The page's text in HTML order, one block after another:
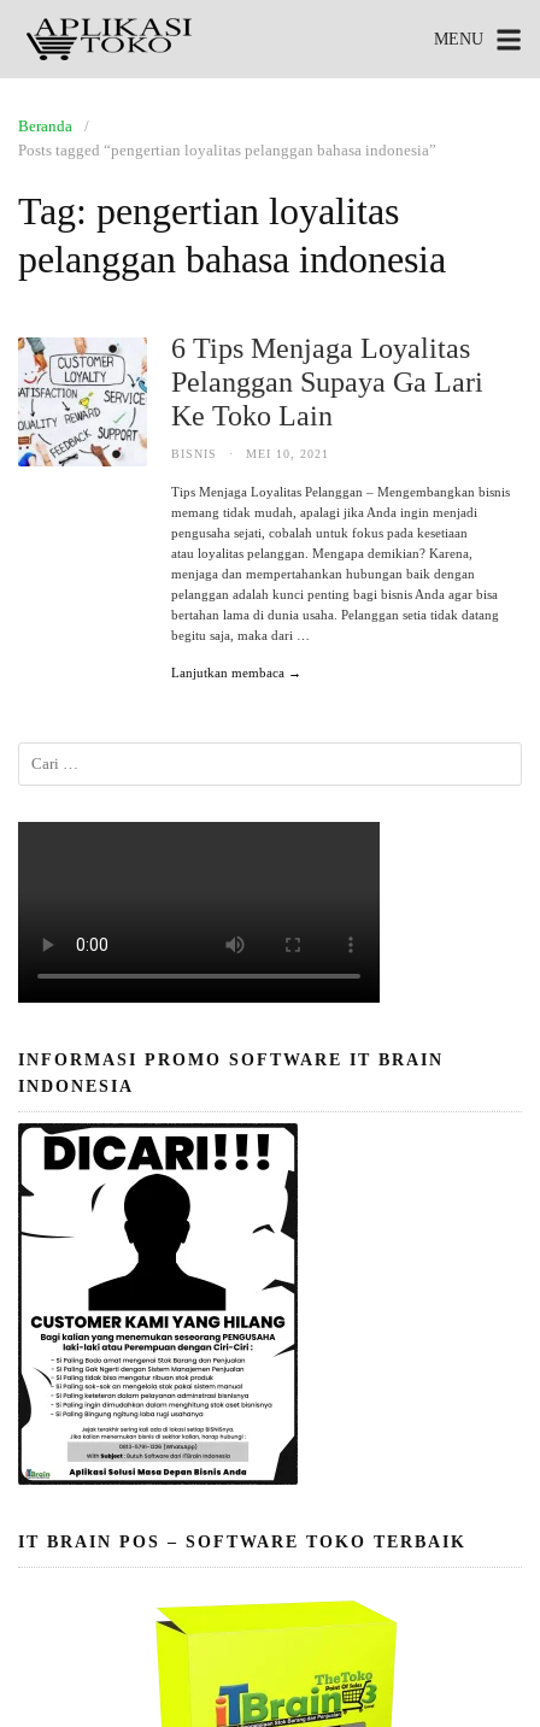
MENU
Beranda
Posts tagged “pengertian loyalitas pelanggan bahasa indonesia”
Tag: pengertian loyalitas
pelanggan bahasa indonesia
6 Tips Menjaga Loyalitas
Pelanggan Supaya Ga Lari
Ke Toko Lain
BISNIS · MEI 10, 2021
Tips Menjaga Loyalitas Pelanggan – Mengembangkan bisnis
memang tidak mudah, apalagi jika Anda ingin menjadi
pengusaha sejati, cobalah untuk fokus pada kesetiaan
atau loyalitas pelanggan. Mengapa demikian? Karena,
menjaga dan mempertahankan hubungan baik dengan
pelanggan adalah kunci penting bagi bisnis Anda agar bisa
bertahan lama di dunia usaha. Pelanggan setia tidak datang
begitu saja, maka dari …
Lanjutkan membaca →
INFORMASI PROMO SOFTWARE IT BRAIN
INDONESIA
IT BRAIN POS – SOFTWARE TOKO TERBAIK